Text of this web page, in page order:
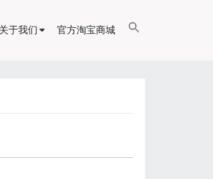
关于我们 官方淘宝商城